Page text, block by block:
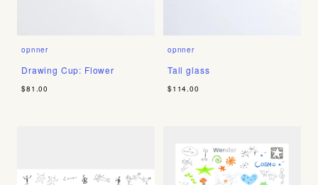
opnner
Drawing Cup: Flower
$81.00
opnner
Tall glass
$114.00